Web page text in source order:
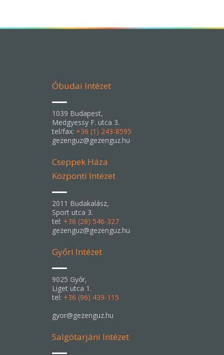
Óbudai Intézet
1039 Budapest,
Medgyessy F. utca 3.
tel/fax: +36 (1) 243-8595
gezenguz@gezenguz.hu
Cseppek Háza
Központi Intézet
2011 Budakalász,
Sport utca 3.
tel: +36 (26) 546-327
gezenguz@gezenguz.hu
Győri Intézet
9025 Győr,
Liget utca 1.
tel: +36 (96) 439-115
gyor@gezenguz.hu
Salgótarjáni Intézet